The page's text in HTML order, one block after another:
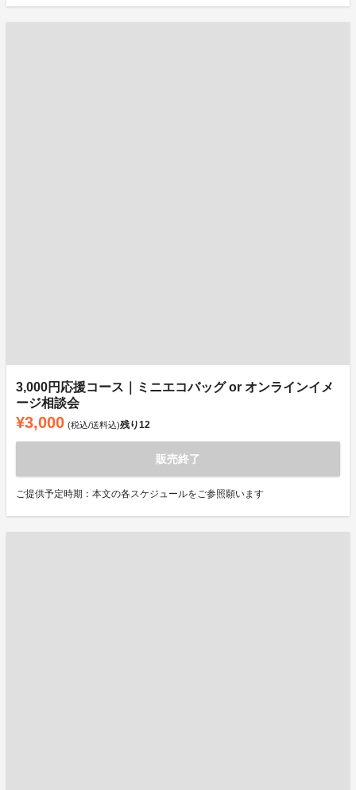
3,000円応援コース｜ミニエコバッグ or オンラインイメ
ージ相談会
¥3,000 (税込/送料込)残り12
販売終了
ご提供予定時期：本文の各スケジュールをご参照願います